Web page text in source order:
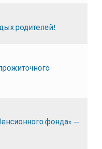
родителей!
фонда» —